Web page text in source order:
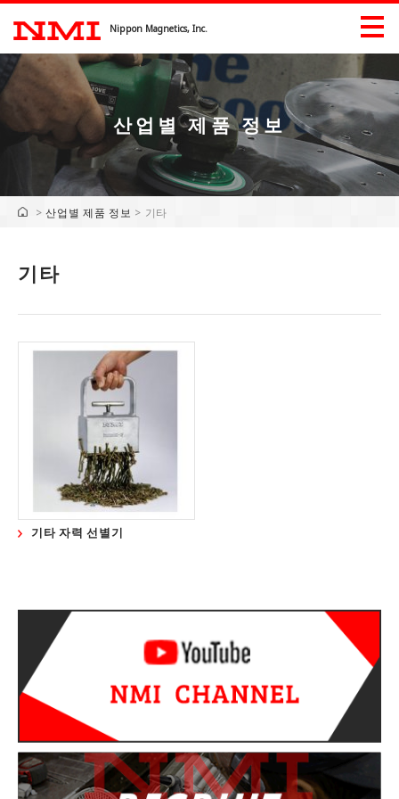
Nippon Magnetics, Inc.
제품정보
산업별 제품 정보
다운로드
기업정보
기업정보
일자리 제공
문의
산업별 제품 정보
>산업별 제품 정보 > 기타
기타
기타 자력 선별기